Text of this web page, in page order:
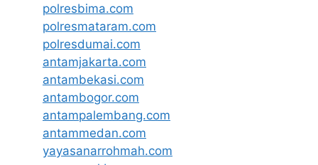
polresbima.com
polresmataram.com
polresdumai.com
antamjakarta.com
antambekasi.com
antambogor.com
antampalembang.com
antammedan.com
yayasanarrohmah.com